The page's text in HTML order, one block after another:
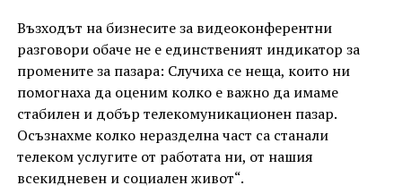
Възходът на бизнесите за видеоконферентни
разговори обаче не е единственият индикатор за
промените за пазара: Случиха се неща, които ни
помогнаха да оценим колко е важно да имаме
стабилен и добър телекомуникационен пазар.
Осъзнахме колко неразделна част са станали
телеком услугите от работата ни, от нашия
всекидневен и социален живот“.